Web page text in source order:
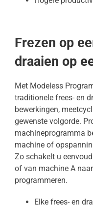
Frezen op
draaien op
Met Modeless
traditionele frees- en
bewerkingen,
gewenste volgorde.
machineprogramma
machine of
Zo schakelt u
of van machine A
programmeren.
Elke frees- en